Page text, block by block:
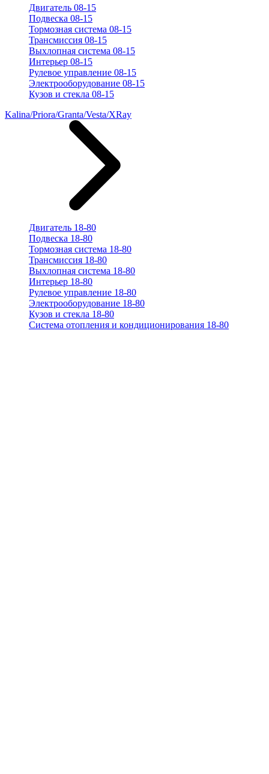
Двигатель 08-15
Подвеска 08-15
Тормозная система 08-15
Трансмиссия 08-15
Выхлопная система 08-15
Интерьер 08-15
Рулевое управление 08-15
Электрооборудование 08-15
Кузов и стекла 08-15
Kalina/Priora/Granta/Vesta/XRay
Двигатель 18-80
Подвеска 18-80
Тормозная система 18-80
Трансмиссия 18-80
Выхлопная система 18-80
Интерьер 18-80
Рулевое управление 18-80
Электрооборудование 18-80
Кузов и стекла 18-80
Система отопления и кондиционирования 18-80